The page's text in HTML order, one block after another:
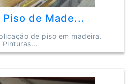
Piso de Made...
de piso em madeira.
Pinturas...